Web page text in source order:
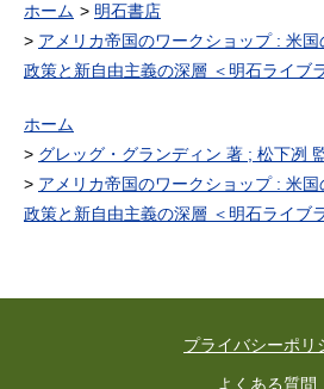
ホーム
明石書店
アメリカ帝国のワークショップ : 米
政策と新自由主義の深層 ＜明石ライブ
ホーム
グレッグ・グランディン 著 ; 松下冽
アメリカ帝国のワークショップ : 米
政策と新自由主義の深層 ＜明石ライブ
プライバシーポリ
よくある質問